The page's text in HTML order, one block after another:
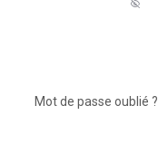
Mot de passe oublié ?